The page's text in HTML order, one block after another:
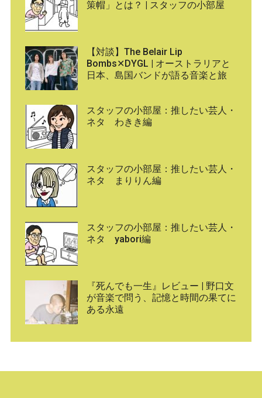
策帽」とは？ | スタッフの小部屋
【対談】The Belair Lip
Bombs✕DYGL | オーストラリアと
日本、島国バンドが語る音楽と旅
スタッフの小部屋：推したい芸人・
ネタ わきき編
スタッフの小部屋：推したい芸人・
ネタ まりりん編
スタッフの小部屋：推したい芸人・
ネタ yabori編
『死んでも一生』レビュー | 野口文
が音楽で問う、記憶と時間の果てに
ある永遠